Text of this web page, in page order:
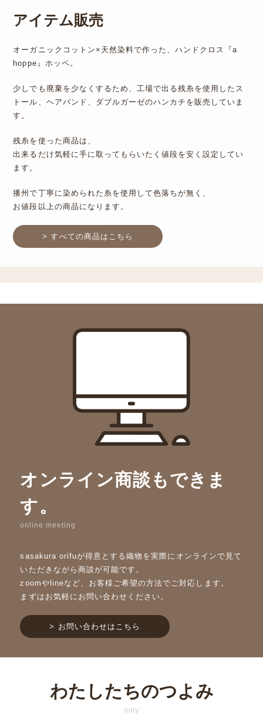
アイテム販売
オーガニックコットン×天然染料で作った、ハンドクロス『a
hoppe』ホッペ。
少しでも廃棄を少なくするため、工場で出る残糸を使用したス
トール、ヘアバンド、ダブルガーゼのハンカチを販売していま
す。
残糸を使った商品は、
出来るだけ気軽に手に取ってもらいたく値段を安く設定してい
ます。
播州で丁寧に染められた糸を使用して色落ちが無く、
お値段以上の商品になります。
> すべての商品はこちら
オンライン商談もできま
す。
online meeting
sasakura orifuが得意とする織物を実際にオンラインで見て
いただきながら商談が可能です。
zoomやlineなど、お客様ご希望の方法でご対応します。
まずはお気軽にお問い合わせください。
> お問い合わせはこちら
わたしたちのつよみ
only